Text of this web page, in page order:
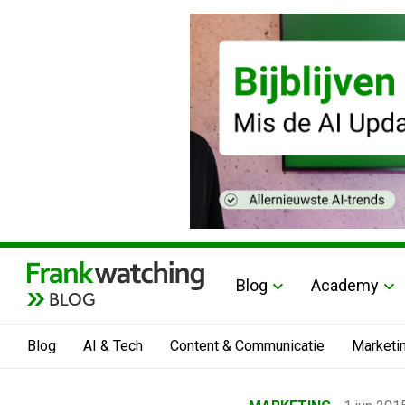
BLOG
Blog Academy
Blog AI & Tech Content & Communicatie